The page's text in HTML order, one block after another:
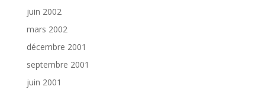
juin 2002
mars 2002
décembre 2001
septembre 2001
juin 2001